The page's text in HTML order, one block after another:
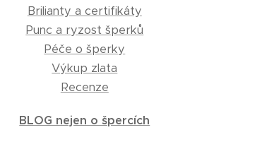
Brilianty a certifikáty
Punc a ryzost šperků
Péče o šperky
Výkup zlata
Recenze
BLOG nejen o špercích